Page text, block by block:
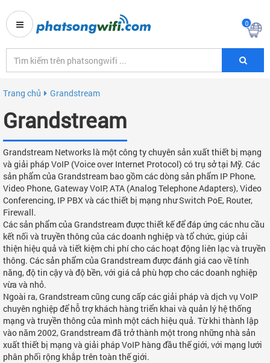
0
Trang chủ Grandstream
Grandstream
Grandstream Networks là một công ty chuyên sản xuất thiết bị mạng
và giải pháp VoIP (Voice over Internet Protocol) có trụ sở tại Mỹ. Các
sản phẩm của Grandstream bao gồm các dòng sản phẩm IP Phone,
Video Phone, Gateway VoIP, ATA (Analog Telephone Adapters), Video
Conferencing, IP PBX và các thiết bị mạng như Switch PoE, Router,
Firewall.
Các sản phẩm của Grandstream được thiết kế để đáp ứng các nhu cầu
kết nối và truyền thông của các doanh nghiệp và tổ chức, giúp cải
thiện hiệu quả và tiết kiệm chi phí cho các hoạt động liên lạc và truyền
thông. Các sản phẩm của Grandstream được đánh giá cao về tính
năng, độ tin cậy và độ bền, với giá cả phù hợp cho các doanh nghiệp
vừa và nhỏ.
Ngoài ra, Grandstream cũng cung cấp các giải pháp và dịch vụ VoIP
chuyên nghiệp để hỗ trợ khách hàng triển khai và quản lý hệ thống
mạng và truyền thông của mình một cách hiệu quả. Từ khi thành lập
vào năm 2002, Grandstream đã trở thành một trong những nhà sản
xuất thiết bị mạng và giải pháp VoIP hàng đầu thế giới, với mạng lưới
phân phối rộng khắp trên toàn thế giới.